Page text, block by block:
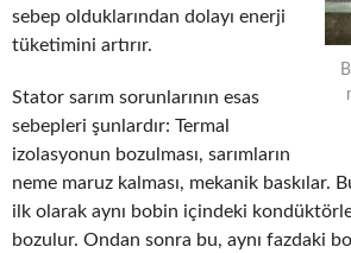
sebep olduklarından dolayı enerji
tüketimini artırır.
Stator sarım sorunlarının esas
sebepleri şunlardır: Termal
izolasyonun bozulması, sarımların
neme maruz kalması, mekanik baskılar.
ilk olarak aynı bobin içindeki
bozulur. Ondan sonra bu, aynı fazdaki